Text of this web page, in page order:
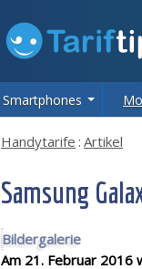
Smartphones
Handytarife : Artikel
Samsung
Bildergalerie
Am 21. Februar 2016